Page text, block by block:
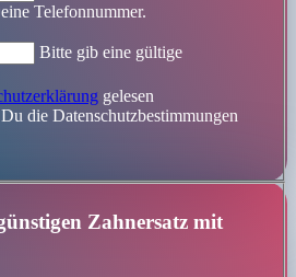
Telefonnummer.
Bitte gib eine gültige
gelesen
die Datenschutzbestimmungen
Zahnersatz mit